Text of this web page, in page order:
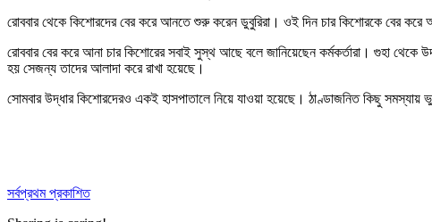
রোববার থেকে কিশোরদের বের করে আনতে শুরু করেন ডুবুরিরা। ওই দিন চার কিশোরকে বের
রোববার বের করে আনা চার কিশোরের সবাই সুস্থ আছে বলে জানিয়েছেন কর্মকর্তারা। গুহা থেকে
হয় সেজন্য তাদের আলাদা করে রাখা হয়েছে।
সোমবার উদ্ধার কিশোরদেরও একই হাসপাতালে নিয়ে যাওয়া হয়েছে। ঠাণ্ডাজনিত কিছু সমস্যায়
সর্বপ্রথম প্রকাশিত